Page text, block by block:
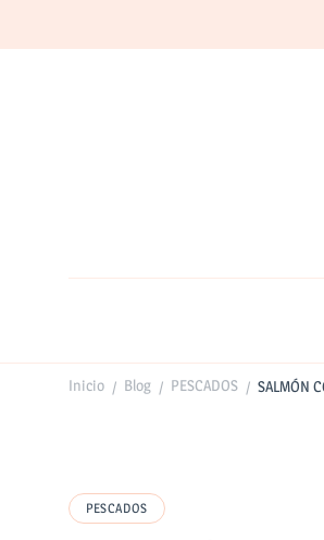
Inicio / Blog / PESCADOS / SALMÓN
PESCADOS